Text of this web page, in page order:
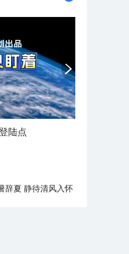
陆点
辞夏 静待清风入怀